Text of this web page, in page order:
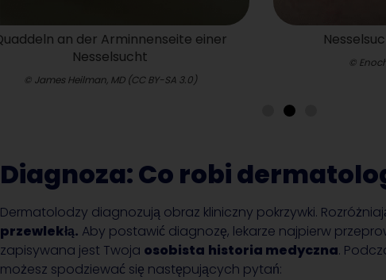
Nesselsucht am Oberkörper
© Enochlau (CC BY-SA 3.0)
der
Diagnoza: Co robi
Dermatolodzy diagnozują obraz kliniczny pokrzywki.
przewlekłą. Aby postawić diagnozę, lekarze najpierw
zapisywana jest Twoja osobista historia medyczna.
możesz spodziewać się następujących pytań: